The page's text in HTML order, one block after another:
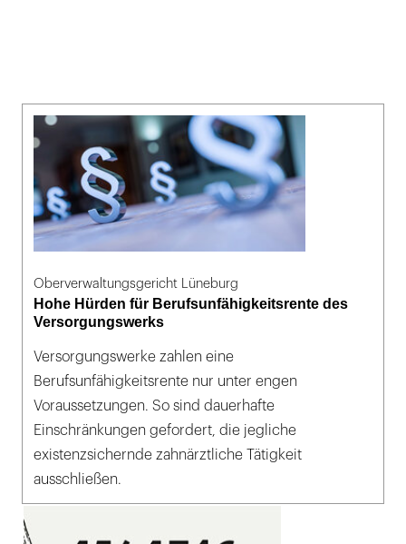
Oberverwaltungsgericht Lüneburg
Hohe Hürden für Berufsunfähigkeitsrente des
Versorgungswerks
Versorgungswerke zahlen eine
Berufsunfähigkeitsrente nur unter engen
Voraussetzungen. So sind dauerhafte
Einschränkungen gefordert, die jegliche
existenzsichernde zahnärztliche Tätigkeit
ausschließen.